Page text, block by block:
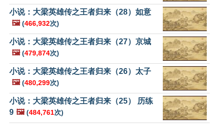
小说：大梁英雄传之王者归来（28）如意
🖼️ (466,932次)
小说：大梁英雄传之王者归来（27）京城
🖼️ (479,874次)
小说：大梁英雄传之王者归来（26）太子
🖼️ (480,299次)
小说：大梁英雄传之王者归来（25） 历练
9 🖼️ (484,761次)